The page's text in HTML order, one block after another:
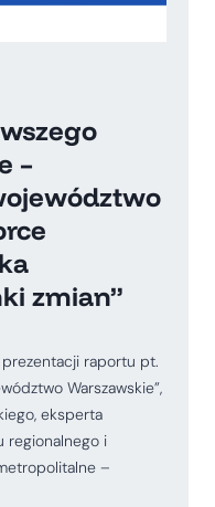
–
zmian”
prezentacji raportu pt.
Warszawskie”,
eksperta
regionalnego i
–